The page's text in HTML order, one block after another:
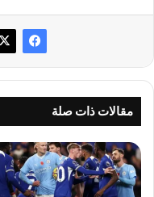
مقالات ذات صلة